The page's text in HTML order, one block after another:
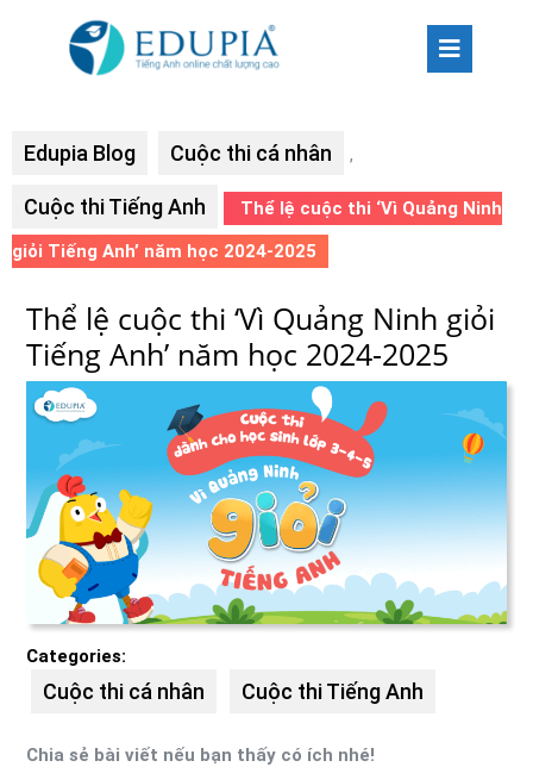
Edupia Blog Cuộc thi cá nhân ,
Cuộc thi Tiếng Anh
Thể lệ cuộc thi ‘Vì Quảng Ninh
giỏi Tiếng Anh’ năm học 2024-2025
Thể lệ cuộc thi ‘Vì Quảng Ninh giỏi
Tiếng Anh’ năm học 2024-2025
Categories:
Cuộc thi cá nhân Cuộc thi Tiếng Anh
Chia sẻ bài viết nếu bạn thấy có ích nhé!